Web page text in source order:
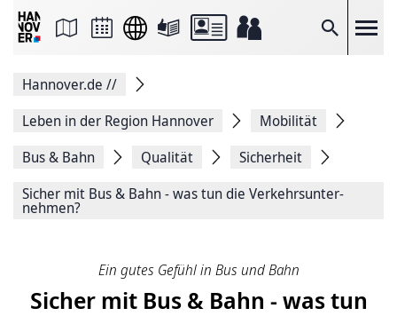
Suche
Seite
Facebook
teilen
Seitenlink
Seite
Drucken
Hannover.de //
Leben in der Region Hannover
Mobilität
Bus & Bahn
Qualität
Sicherheit
Sicher mit Bus & Bahn - was tun die Ver­kehrs­un­ter­
nehmen?
Ein gutes Gefühl in Bus und Bahn
Sicher mit Bus & Bahn - was tun